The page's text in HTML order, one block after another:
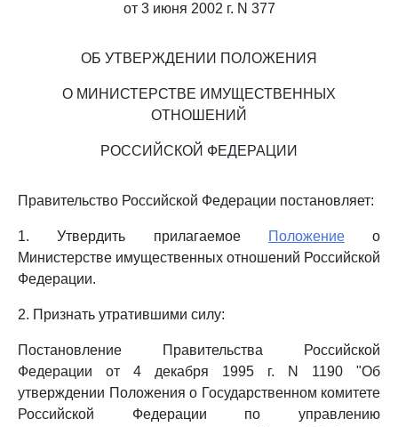
от 3 июня 2002 г. N 377
ОБ УТВЕРЖДЕНИИ ПОЛОЖЕНИЯ
О МИНИСТЕРСТВЕ ИМУЩЕСТВЕННЫХ
ОТНОШЕНИЙ
РОССИЙСКОЙ ФЕДЕРАЦИИ
Правительство Российской Федерации постановляет:
1. Утвердить прилагаемое Положениео
Министерстве имущественных отношений Российской
Федерации.
2. Признать утратившими силу:
Постановление Правительства Российской
Федерации от 4 декабря 1995 г. N 1190 "Об
утверждении Положения о Государственном комитете
Российской Федерации по управлению